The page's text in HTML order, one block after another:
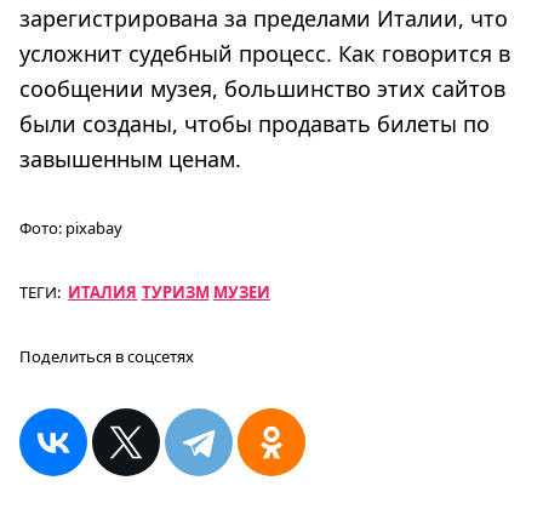
зарегистрирована за пределами Италии, что
усложнит судебный процесс. Как говорится в
сообщении музея, большинство этих сайтов
были созданы, чтобы продавать билеты по
завышенным ценам.
Фото: pixabay
ТЕГИ: ИТАЛИЯ ТУРИЗМ МУЗЕИ
Поделиться в соцсетях